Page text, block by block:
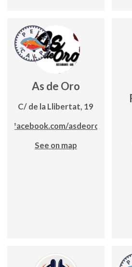
As de Oro
C/ de la Llibertat, 19
asdeorocalpe
See on map